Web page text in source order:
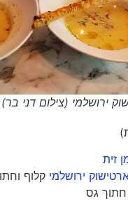
ירושלמי (צילום דני בר)
ירושלמיקלוף וחתוך
גס